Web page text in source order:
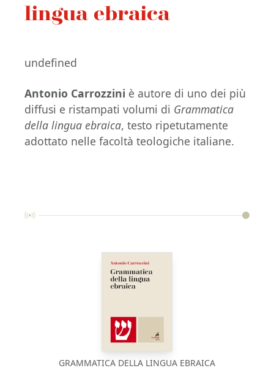
lingua ebraica
undefined
Antonio Carrozzini è autore di uno dei più
diffusi e ristampati volumi di Grammatica
della lingua ebraica, testo ripetutamente
adottato nelle facoltà teologiche italiane.
GRAMMATICA DELLA LINGUA EBRAICA